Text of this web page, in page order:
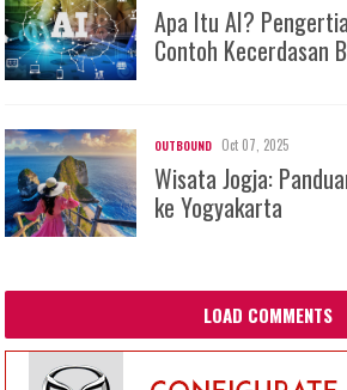
Apa Itu AI?
Contoh Kecerdasan
OUTBOUND Oct 07, 2025
Wisata Jogja:
ke Yogyakarta
LOAD COMMENTS